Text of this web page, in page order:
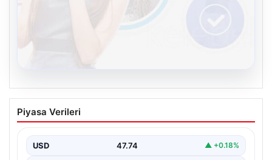
Kelebek sohbet platformu İle Sanal
İletişimin Sertifikalı Adresi Ve
İnternet çağında insanların seviyeli bir şekilde bağlantı
Piyasa Verileri
USD 47.74 ▲ +0.18%